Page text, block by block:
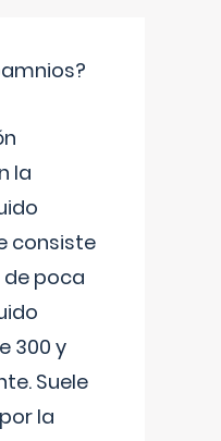
la
consiste
de poca
300 y
Suele
la